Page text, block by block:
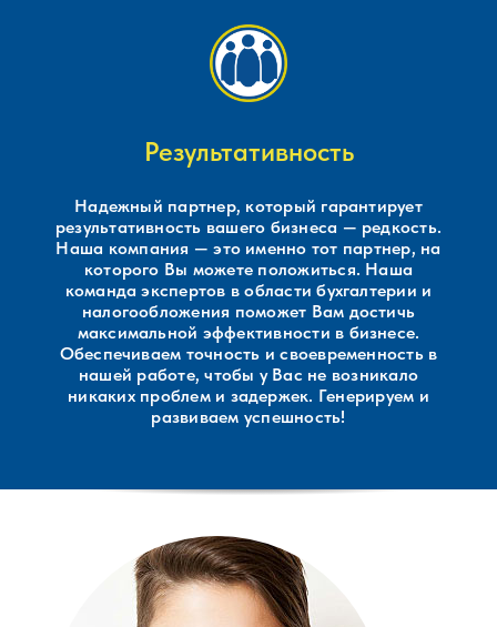
Результативность
Надежный партнер, который гарантирует
результативность вашего бизнеса — редкость.
Наша компания — это именно тот партнер, на
которого Вы можете положиться. Наша
команда экспертов в области бухгалтерии и
налогообложения поможет Вам достичь
максимальной эффективности в бизнесе.
Обеспечиваем точность и своевременность в
нашей работе, чтобы у Вас не возникало
никаких проблем и задержек. Генерируем и
развиваем успешность!